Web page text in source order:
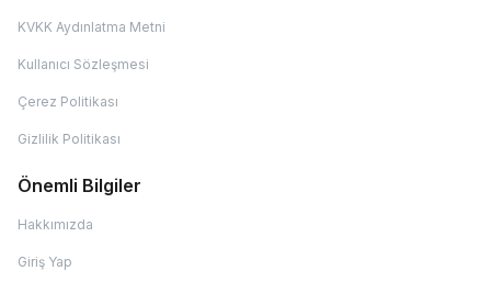
KVKK Aydınlatma Metni
Kullanıcı Sözleşmesi
Çerez Politikası
Gizlilik Politikası
Önemli Bilgiler
Hakkımızda
Giriş Yap